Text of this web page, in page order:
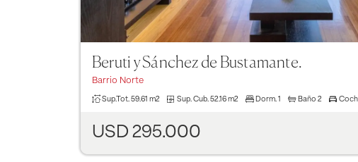
Beruti y Sánchez de Bustamante.
Barrio Norte
Sup.Tot. 59.61 m2 Sup. Cub. 52.16 m2 Dorm. 1 Baño 2 Coch.
USD 295.000